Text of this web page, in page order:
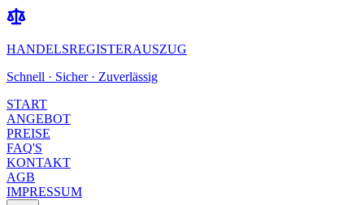
HANDELSREGISTERAUSZUG
Schnell · Sicher · Zuverlässig
START
ANGEBOT
PREISE
FAQ'S
KONTAKT
AGB
IMPRESSUM